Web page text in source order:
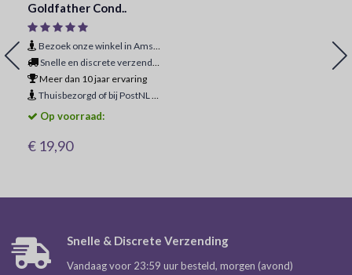
Goldfather Cond..
Bezoek onze winkel in Amsterdam
Snelle en discrete verzending
Meer dan 10 jaar ervaring
Thuisbezorgd of bij PostNL ophaalpunt
Op voorraad:
€ 19,90
Snelle & Discrete Verzending
Vandaag voor 23:59 uur besteld, morgen (avond)